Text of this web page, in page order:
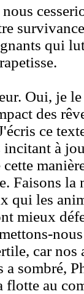
qui
Oui, je
des
ce
à
la
qui les
mieux
car
a sombré,
flotte au